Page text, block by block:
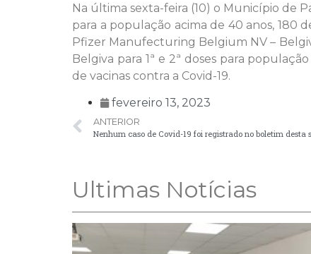
Na última sexta-feira (10) o Município de
para a população acima de 40 anos, 180
Pfizer Manufecturing Belgium NV –
Belgiva para 1ª e 2ª doses para
de vacinas contra a Covid-19.
fevereiro 13, 2023
ANTERIOR
Nenhum caso de Covid-19 foi registrado no boletim desta
Ultimas Notícias